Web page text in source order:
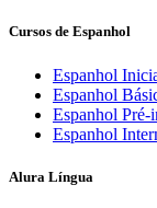
Cursos de Espanhol
Espanhol
Espanhol
Espanhol Pré-
Espanhol
Alura Língua